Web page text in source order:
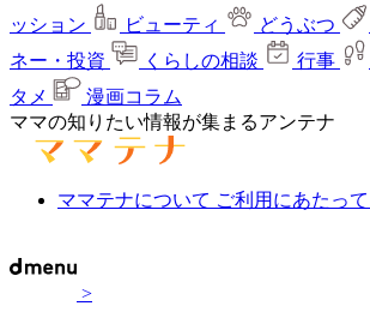
ッション
ビューティ どうぶつ
ネー・投資
くらしの相談 行事
タメ
漫画コラム
ママの知りたい情報が集まるアンテナ
ママテナについて ご利用にあたって
>